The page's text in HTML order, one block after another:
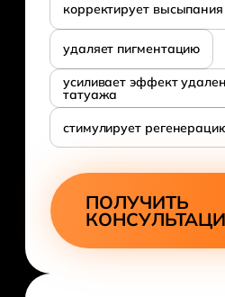
корректирует высыпания
удаляет пигментацию
усиливает эффект
татуажа
стимулирует
ПОЛУЧИТЬ